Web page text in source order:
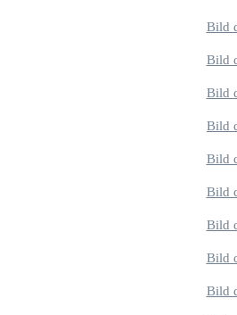
Bild
Bild
Bild
Bild
Bild
Bild
Bild
Bild
Bild